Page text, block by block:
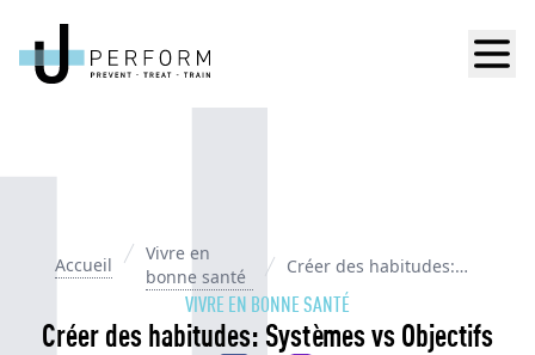
Accueil
Vivre en
bonne santé
Créer des habitudes:
Systèmes vs Objectifs
Créer des habitudes: Systèmes vs Objectifs
VIVRE EN BONNE SANTÉ